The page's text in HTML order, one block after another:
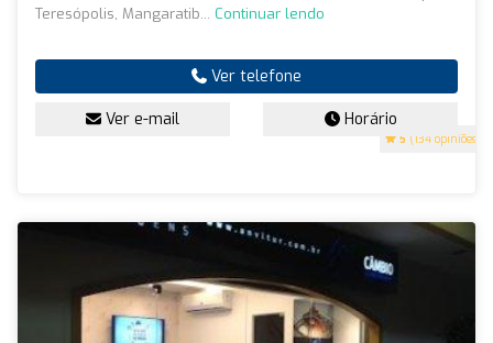
5 (134 opiniões)
Teresópolis, Mangaratib... Continuar lendo
Ver telefone
Ver e-mail Horário